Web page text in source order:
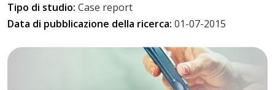
Tipo di studio: Case report
Data di pubblicazione della ricerca: 01-07-2015